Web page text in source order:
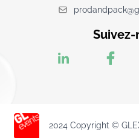
Suivez-
2024 Copyright ©